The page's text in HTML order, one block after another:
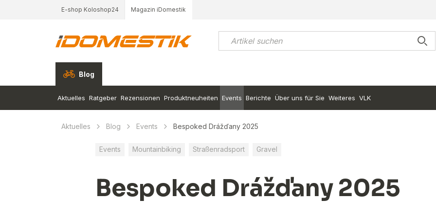
E-shop Koloshop24 Magazin iDomestik
Blog
Aktuelles Ratgeber Rezensionen Produktneuheiten Events Berichte Über uns für Sie Weiteres VLK
Aktuelles Blog Events Bespoked Drážďany 2025
Events Mountainbiking Straßenradsport Gravel
Bespoked Drážďany 2025